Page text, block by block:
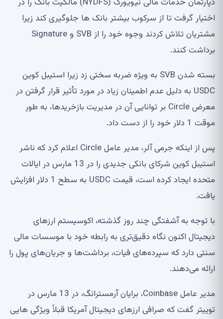
اختیار گرفت تا از سرکوب بیشتر بانک ها جلوگیری کند زیرا
مشتریان تلاش کردند وجوه خود را از SVB و Signature
برداشت کنند.
بسته شدن SVB به ویژه ضربه سختی زد زیرا استیبل کوین
USDC به دلیل عدم اطمینان زیاد در مورد تأثیر قرار گرفتن در
معرض Circle بر توانایی آن در مدیریت بازخریدها، به طور
موقت 1 دلار خود را از دست داد.
پس از اینکه جرمی آلر، مدیر عامل Circle اعلام کرد که ناشر
استیبل کوین شرکای بانکی جدیدی را در 13 مارس در ایالات
متحده ایجاد کرده است، قیمت USDC به سطح 1 دلار افزایش
یافت.
با توجه به آشفتگی چند روز گذشته، اکوسیستم ارزهای
دیجیتال اکنون نگاه دقیق‌تری به رابطه خود با موسسات مالی
سنتی دارد که سپرده‌های فیات، برداشت‌ها و جریان‌های پول را
ارائه می‌دهند.
مدیر عامل Coinbase، برایان آرمسترانگ، در 13 مارس در
توییتر گفت که صرافی ارزهای دیجیتال آمریکا قبلاً ویژگی هایی